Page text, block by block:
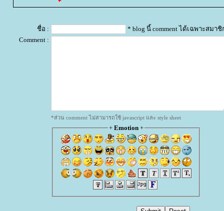
ชื่อ :
* blog นี้ comment ได้เฉพาะสมาชิ
Comment :
*ส่วน comment ไม่สามารถใช้ javascript และ style sheet
+ Emotion+